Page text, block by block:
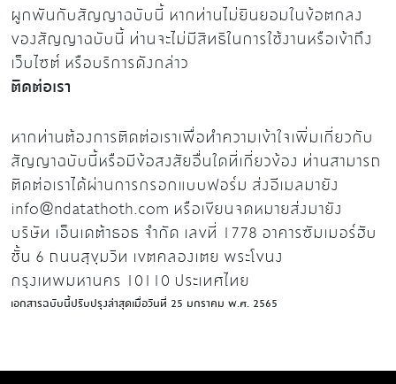
ผูกพันกับสัญญาฉบับนี้ หากท่านไม่ยินยอมในข้อตกลง
ของสัญญาฉบับนี้ ท่านจะไม่มีสิทธิในการใช้งานหรือเข้าถึง
เว็บไซต์ หรือบริการดังกล่าว
ติดต่อเรา
หากท่านต้องการติดต่อเราเพื่อทำความเข้าใจเพิ่มเกี่ยวกับ
สัญญาฉบับนี้หรือมีข้อสงสัยอื่นใดที่เกี่ยวข้อง ท่านสามารถ
ติดต่อเราได้ผ่านการกรอกแบบฟอร์ม ส่งอีเมลมายัง
info@ndatathoth.com หรือเขียนจดหมายส่งมายัง
บริษัท เอ็นเดต้าธอธ จำกัด เลขที่ 1778 อาคารซัมเมอร์ฮับ
ชั้น 6 ถนนสุขุมวิท เขตคลองเตย พระโขนง
กรุงเทพมหานคร 10110 ประเทศไทย
เอกสารฉบับนี้ปรับปรุงล่าสุดเมื่อวันที่ 25 มกราคม พ.ศ. 2565